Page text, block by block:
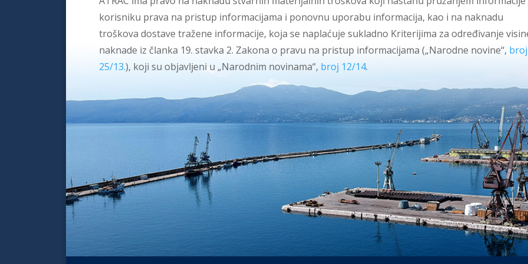
korisniku prava na pristup informacijama i ponovnu uporabu informacija, kao i na naknadu
troškova dostave tražene informacije, koja se naplaćuje sukladno Kriterijima za određivanje
naknade iz članka 19. stavka 2. Zakona o pravu na pristup informacijama („Narodne novine“, broj
25/13.), koji su objavljeni u „Narodnim novinama“, broj 12/14.